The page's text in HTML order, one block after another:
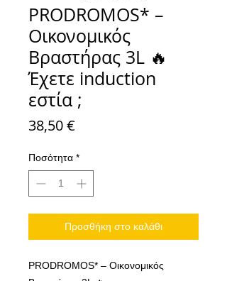
PRODROMOS* –
Οικονομικός
Βραστήρας 3L 🔥
Έχετε induction
εστία ;
38,50 €
Ποσότητα *
Προσθήκη στο καλάθι
PRODROMOS* – Οικονομικός